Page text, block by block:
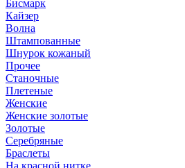
Бисмарк
Кайзер
Волна
Штампованные
Шнурок кожаный
Прочее
Станочные
Плетеные
Женские
Женские золотые
Золотые
Серебряные
Браслеты
На красной нитке